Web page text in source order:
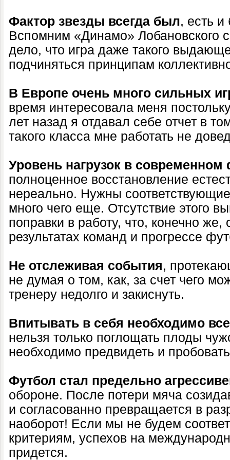
Фактор звезды всегда был, есть и
Вспомним «Динамо» Лобановского
дело, что игра даже такого
подчиняться принципам
В Европе очень много сильных
время интересовала меня
лет назад я отдавал себе отчет в
такого класса мне работать не
Уровень нагрузок в современном
полноценное восстановление
нереально. Нужны
много чего еще. Отсутствие этого
поправки в работу, что, конечно же,
результатах команд и прогрессе
Не отслеживая события,
не думая о том, как, за счет чего
тренеру недолго и закиснуть.
Впитывать в себя необходимо
нельзя только поглощать плоды
необходимо предвидеть и
Футбол стал предельно
обороне. После потери мяча
и согласованно превращается в
наоборот! Если мы не будем
критериям, успехов на
придется.